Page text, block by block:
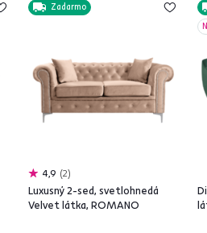
Zadarmo
4,9 2
Luxusný 2-sed, svetlohnedá
Velvet látka, ROMANO